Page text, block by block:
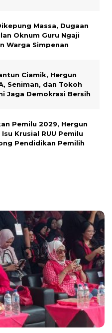
Massa, Dugaan
Oknum Guru Ngaji
Warga Simpenan
Ciamik, Hergun
Seniman, dan Tokoh
Jaga Demokrasi Bersih
Pemilu 2029, Hergun
Isu Krusial RUU Pemilu
Pendidikan Pemilih